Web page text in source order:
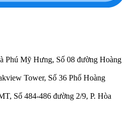
Phú Mỹ Hưng, Số 08 đường Hoàng
Tower, Số 36 Phố Hoàng
Số 484-486 đường 2/9, P. Hòa